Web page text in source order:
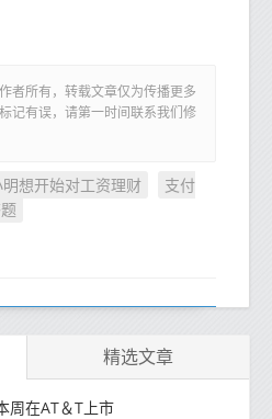
者所有，转载文章仅为传播更多
记有误，请第一时间联系我们修
想开始对工资理财
支付
精选文章
周在AT＆T上市